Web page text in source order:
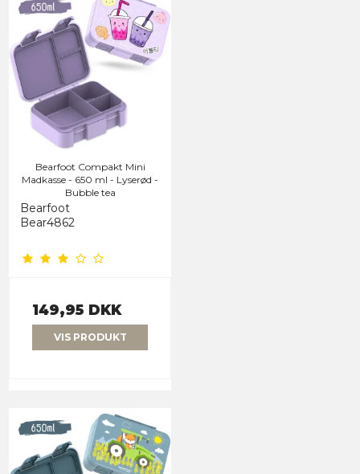
Bearfoot Compakt Mini
Madkasse - 650 ml - Lyserød -
Bubble tea
Bearfoot
Bear4862
149,95 DKK
VIS PRODUKT